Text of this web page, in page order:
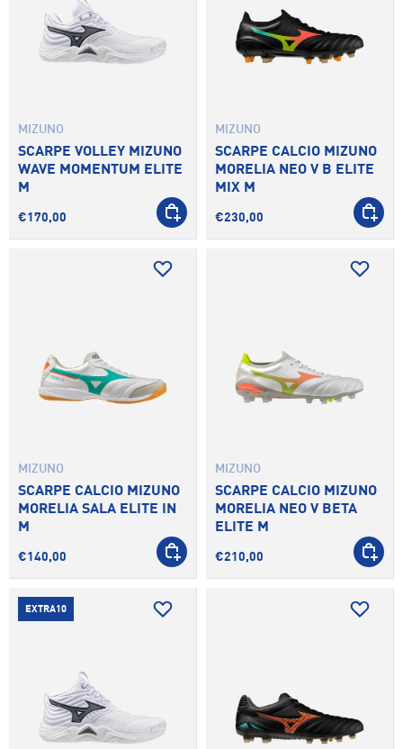
MIZUNO
SCARPE VOLLEY MIZUNO
WAVE MOMENTUM ELITE
M
€170,00
SCEGLI OPZIONI
MIZUNO
SCARPE CALCIO MIZUNO
MORELIA NEO V B ELITE
MIX M
€230,00
SCEGLI
MIZUNO
SCARPE CALCIO MIZUNO
MORELIA SALA ELITE IN
M
€140,00
SCEGLI OPZIONI
MIZUNO
SCARPE CALCIO MIZUNO
MORELIA NEO V BETA
ELITE M
€210,00
EXTRA10